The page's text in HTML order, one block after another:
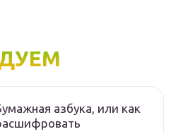
азбука, или как